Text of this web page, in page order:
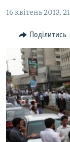
основної
Перейти
пошуку
БЛОГИ
ПОГЛЯД
ІНТЕРВ'Ю
ВСЕ ЗА ДЕНЬ
СПЕЦПРОЕКТИ
ДЕПОРТАЦІЯ
ВІДЕОУРОКИ
ЯК ОБІЙТИ
Русский
16 квітень 2013,
Поділитись